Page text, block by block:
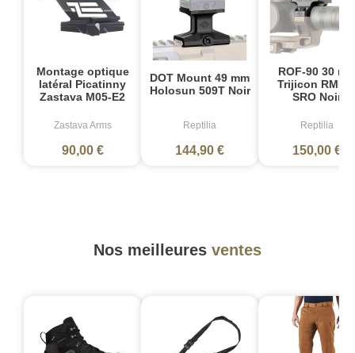
Montage optique
latéral Picatinny
Zastava M05-E2
Zastava Arms
90,00 €
DOT Mount 49 mm
Holosun 509T Noir
Reptilia
144,90 €
ROF-90 30
Trijicon RMR
SRO Noir
Reptilia
150,00 €
Nos meilleures ventes